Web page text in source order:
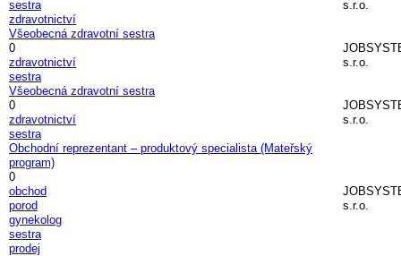
sestra
zdravotnictví
s.r.o.
Všeobecná zdravotní sestra
0
zdravotnictví
sestra
s.r.o.
Všeobecná zdravotní sestra
0
zdravotnictví
sestra
s.r.o.
Obchodní reprezentant – produktový specialista (Mateřský
program)
0
obchod
porod
gynekolog
sestra
prodej
s.r.o.